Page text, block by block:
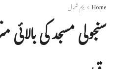
Home بزم شمال
سنجولی مسجد کی بالائی